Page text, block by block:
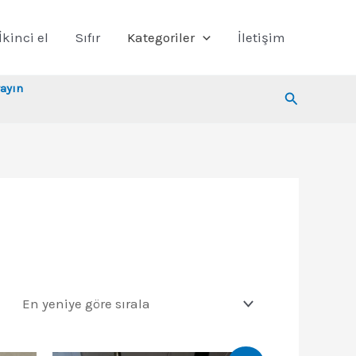
İkinci el Sıfır Kategoriler İletişim
Arama